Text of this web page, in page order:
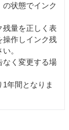
の状態でインク
残量を正しく表
操作しインク残
。
なく変更する場
年間となりま